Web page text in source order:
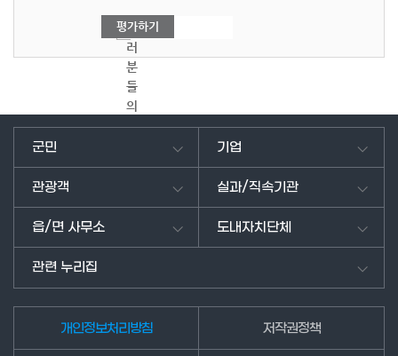
여
러
분
들
의
의
을
군민 기업
관광객 실과/직속기관
읍/면 사무소 도내자치단체
관련 누리집
개인정보처리방침 저작권정책